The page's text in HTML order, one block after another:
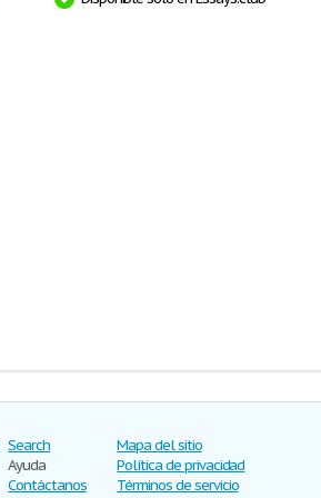
Search
Ayuda
Contáctanos
Mapa del sitio
Política de privacidad
Términos de servicio